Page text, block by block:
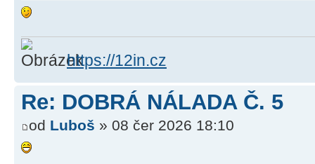
https://12in.cz
Re: DOBRÁ NÁLADA Č. 5
od Luboš » 08 čer 2026 18:10